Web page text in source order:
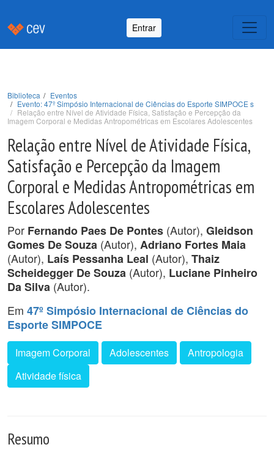
Entrar
Biblioteca
Eventos
Evento: 47º Simpósio Internacional de Ciências do Esporte SIMPOCE s
Relação entre Nível de Atividade Física, Satisfação e Percepção da
Imagem Corporal e Medidas Antropométricas em Escolares Adolescentes
Relação entre Nível de Atividade Física,
Satisfação e Percepção da Imagem
Corporal e Medidas Antropométricas em
Escolares Adolescentes
Por Fernando Paes De Pontes (Autor), Gleidson
Gomes De Souza (Autor), Adriano Fortes Maia
(Autor), Laís Pessanha Leal (Autor), Thaiz
Scheidegger De Souza (Autor), Luciane Pinheiro
Da Silva (Autor).
Em 47º Simpósio Internacional de Ciências do
Esporte SIMPOCE
Imagem Corporal Adolescentes
Antropologia
Atividade física
Resumo